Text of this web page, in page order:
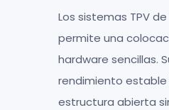
Los sistemas TPV
permite una
hardware sencillas.
rendimiento estable
estructura abierta